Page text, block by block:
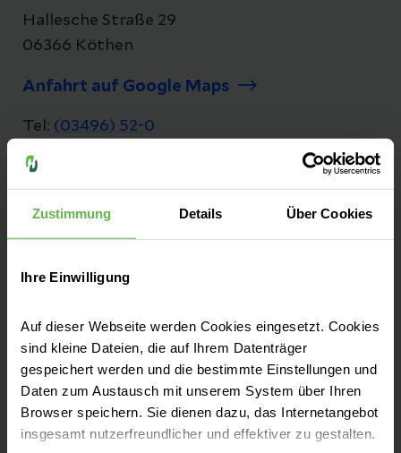
Zustimmung Details Über Cookies
Ihre Einwilligung
Auf dieser Webseite werden Cookies eingesetzt. Cookies
sind kleine Dateien, die auf Ihrem Datenträger
gespeichert werden und die bestimmte Einstellungen und
Daten zum Austausch mit unserem System über Ihren
Browser speichern. Sie dienen dazu, das Internetangebot
insgesamt nutzerfreundlicher und effektiver zu gestalten.
Hallesche Straße 29
06366 Köthen
Anfahrt auf Google Maps
Tel: (03496) 52-0
Fax: (03496) 52-11 01
E-Mail senden
Als städtische Einrichtung am 4. Juli 1861
gegründet, blickt das Krankenhaus Köthen
auf eine lange Tradition zurück. Seit 2014
gehört unsere Klinik zu Helios und ist ein
Akademisches Lehrkrankenhaus der Martin-